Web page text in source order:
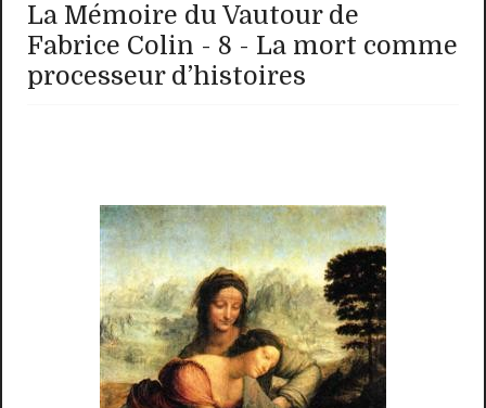
La Mémoire du Vautour de
Fabrice Colin - 8 - La mort comme
processeur d’histoires